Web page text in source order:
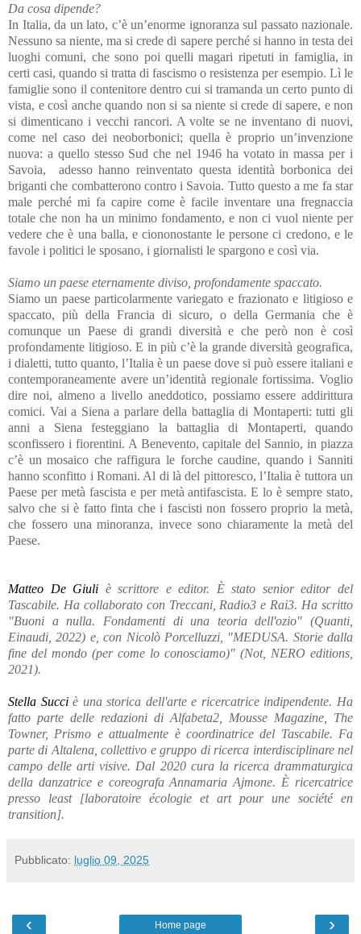
Da cosa dipende?
In Italia, da un lato, c’è un’enorme ignoranza sul passato nazionale.
Nessuno sa niente, ma si crede di sapere perché si hanno in testa dei
luoghi comuni, che sono poi quelli magari ripetuti in famiglia, in
certi casi, quando si tratta di fascismo o resistenza per esempio. Lì le
famiglie sono il contenitore dentro cui si tramanda un certo punto di
vista, e così anche quando non si sa niente si crede di sapere, e non
si dimenticano i vecchi rancori. A volte se ne inventano di nuovi,
come nel caso dei neoborbonici; quella è proprio un’invenzione
nuova: a quello stesso Sud che nel 1946 ha votato in massa per i
Savoia, adesso hanno reinventato questa identità borbonica dei
briganti che combatterono contro i Savoia. Tutto questo a me fa star
male perché mi fa capire come è facile inventare una fregnaccia
totale che non ha un minimo fondamento, e non ci vuol niente per
vedere che è una balla, e ciononostante le persone ci credono, e le
favole i politici le sposano, i giornalisti le spargono e così via.
Siamo un paese eternamente diviso, profondamente spaccato.
Siamo un paese particolarmente variegato e frazionato e litigioso e
spaccato, più della Francia di sicuro, o della Germania che è
comunque un Paese di grandi diversità e che però non è così
profondamente litigioso. E in più c’è la grande diversità geografica,
i dialetti, tutto quanto, l’Italia è un paese dove si può essere italiani e
contemporaneamente avere un’identità regionale fortissima. Voglio
dire noi, almeno a livello aneddotico, possiamo essere addirittura
comici. Vai a Siena a parlare della battaglia di Montaperti: tutti gli
anni a Siena festeggiano la battaglia di Montaperti, quando
sconfissero i fiorentini. A Benevento, capitale del Sannio, in piazza
c’è un mosaico che raffigura le forche caudine, quando i Sanniti
hanno sconfitto i Romani. Al di là del pittoresco, l’Italia è tuttora un
Paese per metà fascista e per metà antifascista. E lo è sempre stato,
salvo che si è fatto finta che i fascisti non fossero proprio la metà,
che fossero una minoranza, invece sono chiaramente la metà del
Paese.
Matteo De Giuli è scrittore e editor. È stato senior editor del
Tascabile. Ha collaborato con Treccani, Radio3 e Rai3. Ha scritto
"Buoni a nulla. Fondamenti di una teoria dell'ozio" (Quanti,
Einaudi, 2022) e, con Nicolò Porcelluzzi, "MEDUSA. Storie dalla
fine del mondo (per come lo conosciamo)" (Not, NERO editions,
2021).
Stella Succiè una storica dell'arte e ricercatrice indipendente. Ha
fatto parte delle redazioni di Alfabeta2, Mousse Magazine, The
Towner, Prismo e attualmente è coordinatrice del Tascabile. Fa
parte di Altalena, collettivo e gruppo di ricerca interdisciplinare nel
campo delle arti visive. Dal 2020 cura la ricerca drammaturgica
della danzatrice e coreografa Annamaria Ajmone. È ricercatrice
presso least [laboratoire écologie et art pour une société en
transition].
Pubblicato: luglio 09, 2025
‹ ›
Home page